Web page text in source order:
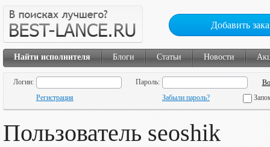
Добавить
Найти исполнителя Блоги Статьи Новости
Логин:
Пароль:
Регистрация
Забыли пароль?
Пользователь seoshik